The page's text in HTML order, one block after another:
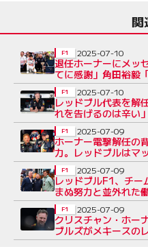
関
退任ホーナーにメッ
てに感謝」角田裕毅
ありがとう」
F1 2025-07-10
レッドブル代表を解
れを告げるのは辛い
への誇りも示す
F1 2025-07-10
ホーナー電撃解任の
力。レッドブルはマ
F1 2025-07-09
レッドブルF1、チー
まぬ努力と並外れた
F1 2025-07-09
クリスチャン・ホー
ブルズがメキースの
表
F1 2025-07-09